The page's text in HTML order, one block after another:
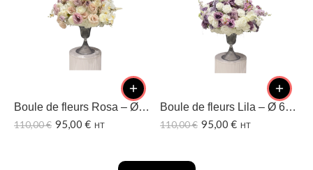
Boule de fleurs Rosa – Ø60 CM
110,00€ 95,00 € HT
Boule de fleurs Lila – Ø 60CM
110,00€ 95,00 € HT